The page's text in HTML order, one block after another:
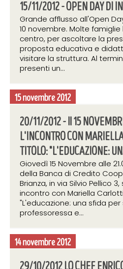
15 novembre 2012
15/11/2012 - OPEN DAY DI
Grande afflusso all'Open
10 novembre. Molte
centro, per ascoltare la
proposta educativa e
visitare la struttura. Al
presenti un...
14 novembre 2012
20/11/2012 - Il 15
L'INCONTRO CON
TITOLO: "L'EDUCAZIONE:
Giovedì 15 Novembre alle
della Banca di Credito
Brianza, in via Silvio Pellico
incontro con Mariella
"L'educazione: una sfida per
professoressa e...